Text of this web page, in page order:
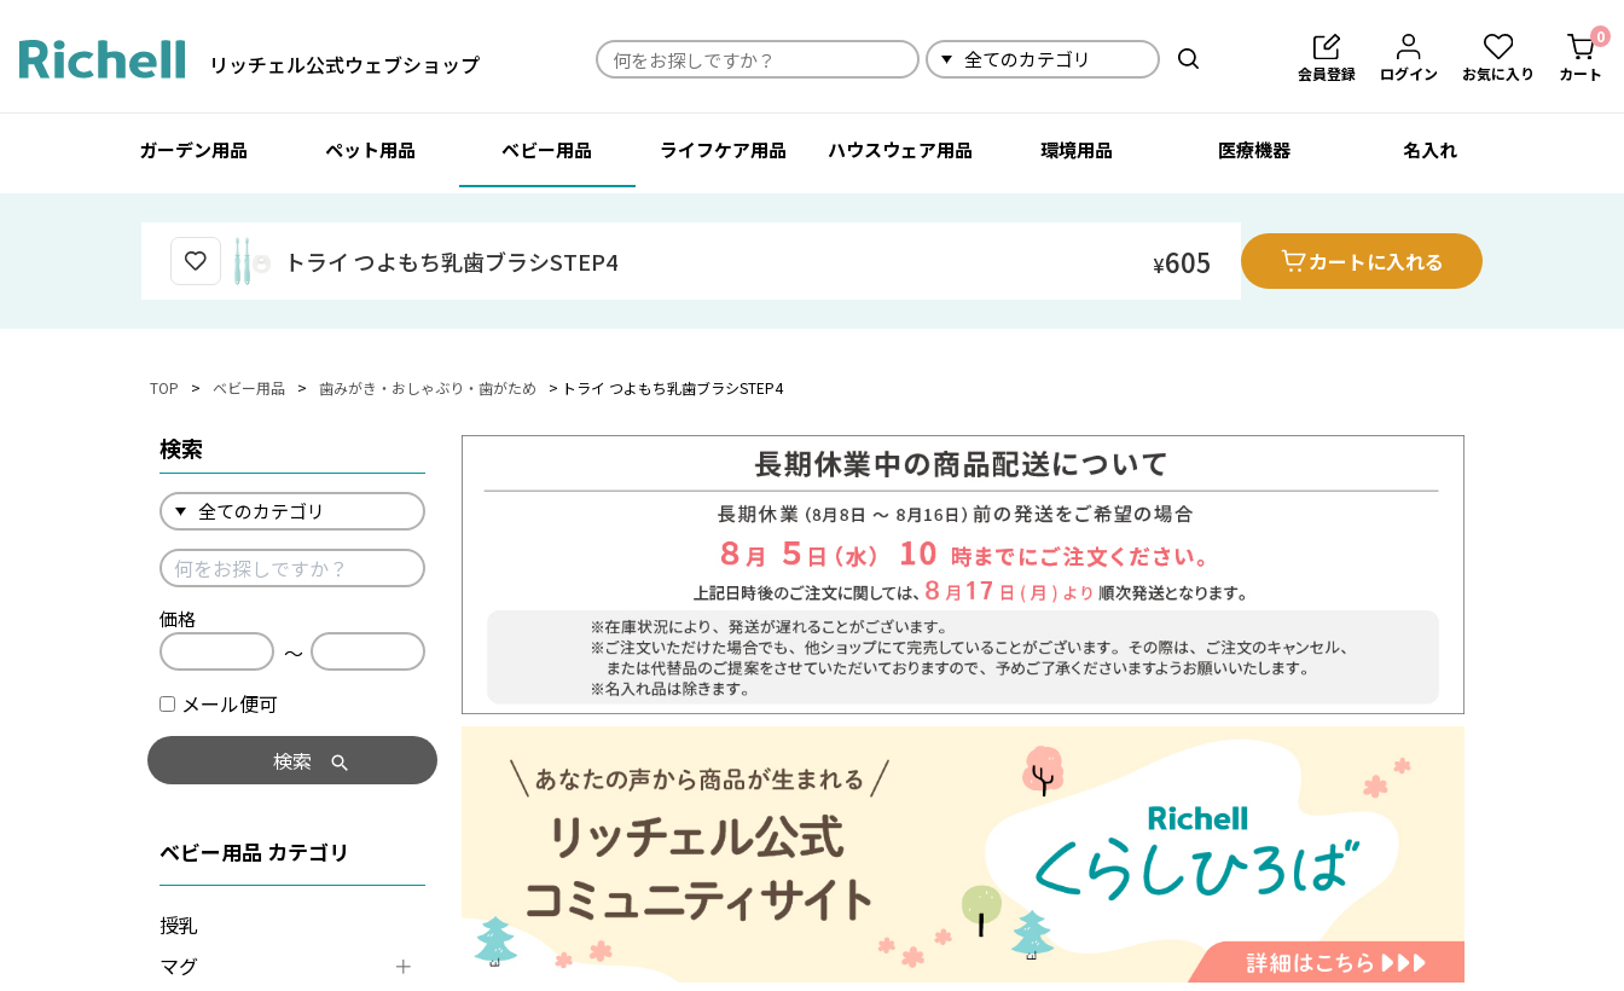
リッチェル公式ウェブショップ 検索 会員登録 ログイン お気に入り カート
0
ガーデン用品 ペット用品 ベビー用品 ライフケア用品 ハウスウェア用品 環境用品 医療機器 名入れ
トライ つよもち乳歯ブラシSTEP4 ¥605 カートに入れる
TOP ベビー用品 歯みがき・おしゃぶり・歯がため トライ つよもち乳歯ブラシSTEP4
検索
価格
〜
メール便可
検索
ベビー用品
授乳
マグ